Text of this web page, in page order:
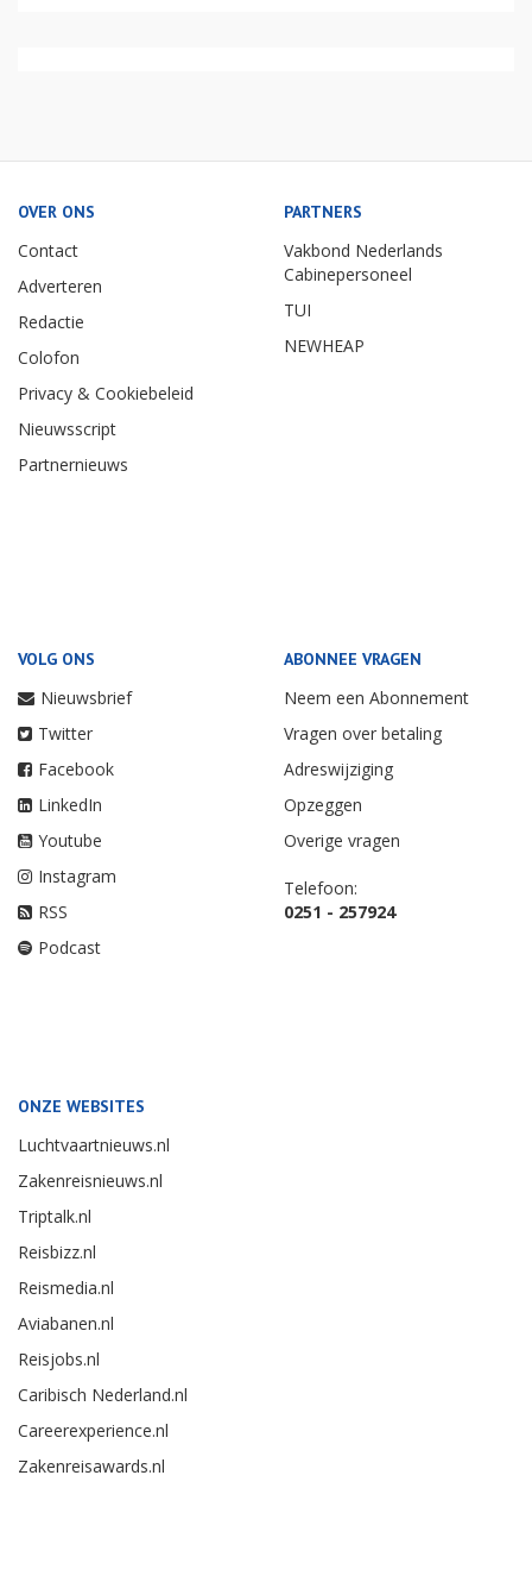
OVER ONS
Contact
Adverteren
Redactie
Colofon
Privacy & Cookiebeleid
Nieuwsscript
Partnernieuws
PARTNERS
Vakbond Nederlands
Cabinepersoneel
TUI
NEWHEAP
VOLG ONS
Nieuwsbrief
Twitter
Facebook
LinkedIn
Youtube
Instagram
RSS
Podcast
ABONNEE VRAGEN
Neem een Abonnement
Vragen over betaling
Adreswijziging
Opzeggen
Overige vragen
Telefoon:
0251 - 257924
ONZE WEBSITES
Luchtvaartnieuws.nl
Zakenreisnieuws.nl
Triptalk.nl
Reisbizz.nl
Reismedia.nl
Aviabanen.nl
Reisjobs.nl
Caribisch Nederland.nl
Careerexperience.nl
Zakenreisawards.nl